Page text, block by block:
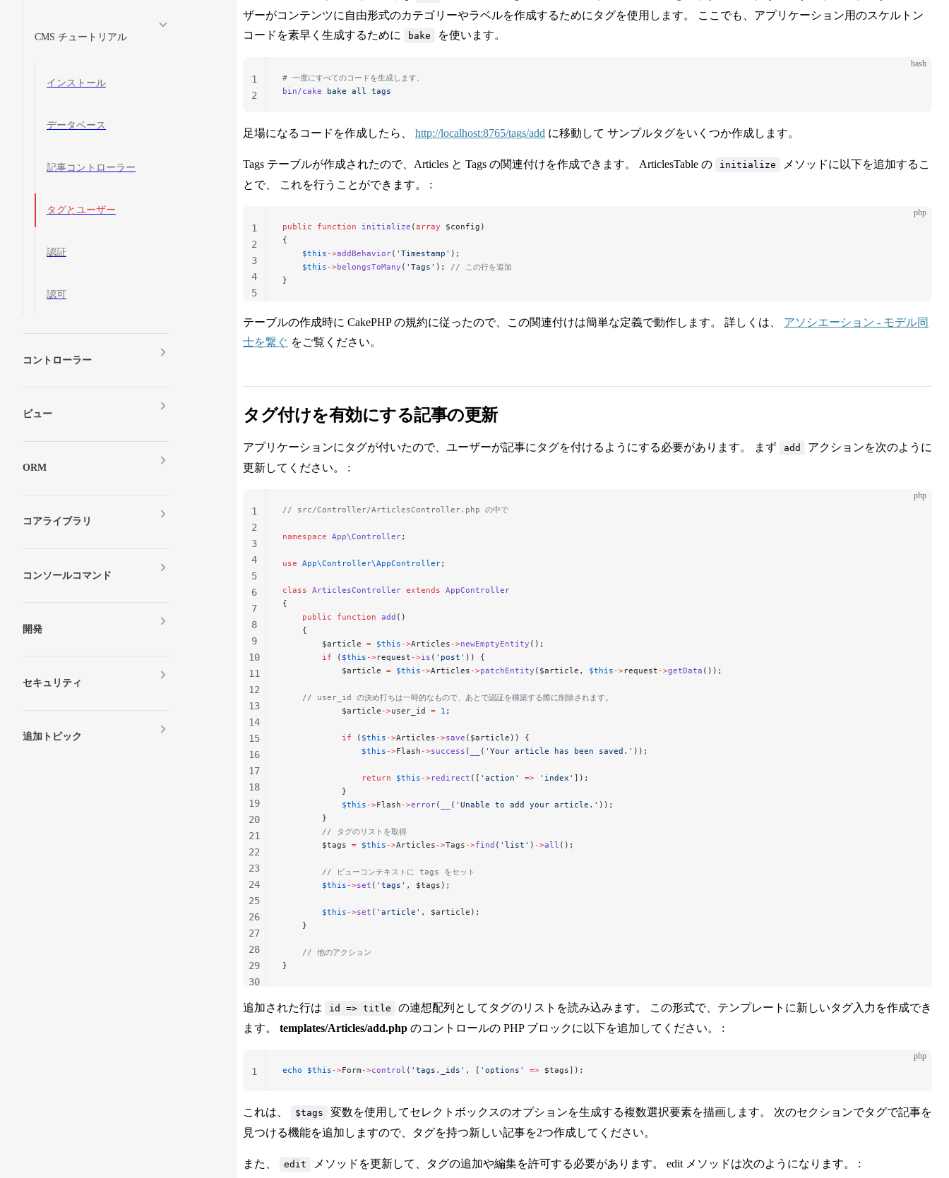
CMS チュートリアル
インストール
データベース
記事コントローラー
タグとユーザー
認証
認可
コントローラー
ビュー
ORM
コアライブラリ
コンソールコマンド
開発
セキュリティ
追加トピック
ザーがコンテンツに自由形式のカテゴリーやラベルを作成するためにタグを使用します。 ここでも、アプリケーション用のスケルトン
コードを素早く生成するために
bake を使います。
bash
# 一度にすべてのコードを生成します。
bin/cake bake all tags
1
2
足場になるコードを作成したら、 http://localhost:8765/tags/add に移動して サンプルタグをいくつか作成します。
Tags テーブルが作成されたので、Articles と Tags の関連付けを作成できます。 ArticlesTable の initialize
メソッドに以下を追加するこ
とで、 これを行うことができます。 :
php
public function initialize (array $config)
{
    $this
->addBehavior( 'Timestamp' );
    $this
->belongsToMany ( 'Tags' ); // この行を追加
}
1
2
3
4
5
テーブルの作成時に CakePHP の規約に従ったので、この関連付けは簡単な定義で動作します。 詳しくは、 アソシエーション - モデル同
士を繋ぐ をご覧ください。
タグ付けを有効にする記事の更新
アプリケーションにタグが付いたので、ユーザーが記事にタグを付けるようにする必要があります。 まず add
アクションを次のように
更新してください。 :
php
// src/Controller/ArticlesController.php の中で
namespace App\Controller;
use App\Controller\AppController;
class ArticlesController extends AppController
{
    public
function add ()
    {
        $article
= $this ->Articles ->newEmptyEntity ();
        if
( $this ->request ->is ( 'post' )) {
            $article
= $this ->Articles ->patchEntity ($article, $this ->request ->getData ());
    // user_id の決め打ちは一時的なもので、あとで認証を構築する際に削除されます。
            $article
->user_id = 1 ;
            if
( $this ->Articles ->save ($article)) {
                $this
->Flash ->success ( ( 'Your article has been saved.' ));
                return
$this ->redirect ([ 'action' => 'index' ]);
            }
            $this
->Flash ->error( ( 'Unable to add your article.' ));
        }
        // タグのリストを取得
        $tags
= $this ->Articles ->Tags ->find ( 'list' ) ->all ();
        // ビューコンテキストに tags をセット
        $this
->set ( 'tags' , $tags);
        $this
->set ( 'article' , $article);
    }
    // 他のアクション
}
1
2
3
4
5
6
7
8
9
10
11
12
13
14
15
16
17
18
19
20
21
22
23
24
25
26
27
28
29
30
32
33
追加された行は id => title
の連想配列としてタグのリストを読み込みます。 この形式で、テンプレートに新しいタグ入力を作成でき
ます。 templates/Articles/add.php のコントロールの PHP ブロックに以下を追加してください。 :
php
echo $this ->Form ->control ( 'tags._ids' , [ 'options' => $tags]);
1
これは、 $tags
変数を使用してセレクトボックスのオプションを生成する複数選択要素を描画します。 次のセクションでタグで記事を
見つける機能を追加しますので、タグを持つ新しい記事を2つ作成してください。
また、 edit メソッドを更新して、タグの追加や編集を許可する必要があります。 edit メソッドは次のようになります。 :